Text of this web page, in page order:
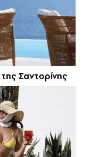
Σαντορίνης